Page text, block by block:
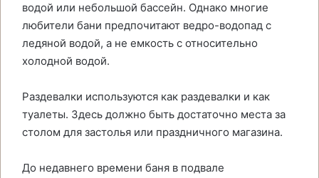
водой или небольшой бассейн. Однако многие
любители бани предпочитают ведро-водопад с
ледяной водой, а не емкость с относительно
холодной водой.
Раздевалки используются как раздевалки и как
туалеты. Здесь должно быть достаточно места за
столом для застолья или праздничного магазина.
До недавнего времени баня в подвале